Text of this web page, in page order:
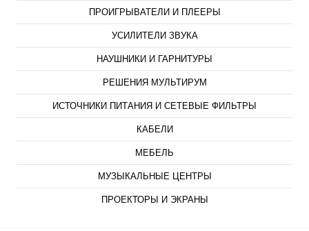
ПРОИГРЫВАТЕЛИ И ПЛЕЕРЫ
УСИЛИТЕЛИ ЗВУКА
НАУШНИКИ И ГАРНИТУРЫ
РЕШЕНИЯ МУЛЬТИРУМ
ИСТОЧНИКИ ПИТАНИЯ И СЕТЕВЫЕ ФИЛЬТРЫ
КАБЕЛИ
МЕБЕЛЬ
МУЗЫКАЛЬНЫЕ ЦЕНТРЫ
ПРОЕКТОРЫ И ЭКРАНЫ